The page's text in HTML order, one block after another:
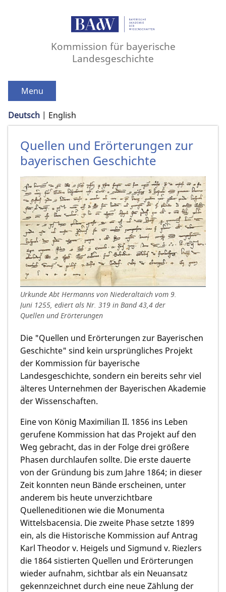
Kommission für bayerische
Landesgeschichte
Menu
Deutsch English
Quellen und Erörterungen zur
bayerischen Geschichte
Urkunde Abt Hermanns von Niederaltaich vom 9.
Juni 1255, ediert als Nr. 319 in Band 43,4 der
Quellen und Erörterungen
Die "Quellen und Erörterungen zur Bayerischen
Geschichte" sind kein ursprüngliches Projekt
der Kommission für bayerische
Landesgeschichte, sondern ein bereits sehr viel
älteres Unter­nehmen der Bayerischen Akademie
der Wissen­schaften.
Eine von König Maximilian II. 1856 ins Leben
gerufene Kommission hat das Projekt auf den
Weg gebracht, das in der Folge drei größere
Phasen durchlaufen sollte. Die erste dauerte
von der Gründung bis zum Jahre 1864; in dieser
Zeit konnten neun Bände erscheinen, unter
anderem bis heute unverzichtbare
Quelleneditionen wie die Monumenta
Wittelsbacensia. Die zweite Phase setzte 1899
ein, als die Historische Kommission auf Antrag
Karl Theodor v. Heigels und Sigmund v. Riezlers
die 1864 sistierten Quellen und Erörterungen
wieder aufnahm, sichtbar als ein Neuansatz
gekennzeichnet durch eine neue Zählung der